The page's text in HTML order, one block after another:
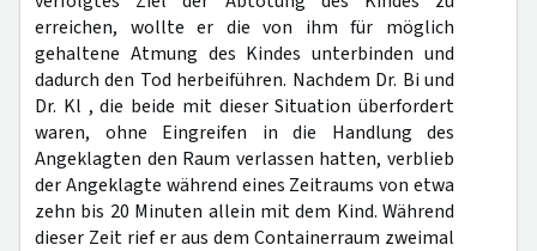
erreichen, wollte er die von ihm für möglich
gehaltene Atmung des Kindes unterbinden und
dadurch den Tod herbeiführen. Nachdem Dr. Bi und
Dr. Kl , die beide mit dieser Situation überfordert
waren, ohne Eingreifen in die Handlung des
Angeklagten den Raum verlassen hatten, verblieb
der Angeklagte während eines Zeitraums von etwa
zehn bis 20 Minuten allein mit dem Kind. Während
dieser Zeit rief er aus dem Containerraum zweimal